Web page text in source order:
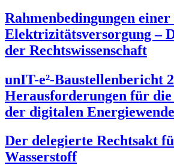
Rahmenbedingungen
Elektrizitätsversorgung –
der Rechtswissenschaft
unIT-e²-Baustellenbericht
Herausforderungen für
der digitalen Energiewende
Der delegierte Rechtsakt
Wasserstoff